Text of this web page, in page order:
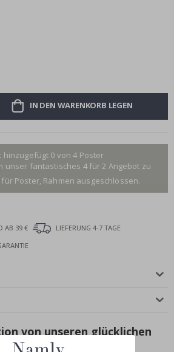
IN DEN WARENKORB LEGEN
hinzugefügt 0 von 4 Poster
unser fantastisches 4 für 2 Angebot zu
Poster, Rahmen ausgeschlossen.
AB 39 €
LIEFERUNG 4-7 TAGE
von unseren glücklichen
Kunden!